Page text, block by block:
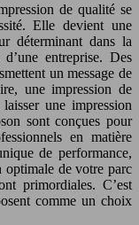
de qualité se
Elle devient une
déterminant dans la
entreprise. Des
un message de
une impression de
une impression
sont conçues pour
en matière
de performance,
optimale de votre parc
primordiales. C’est
comme un choix